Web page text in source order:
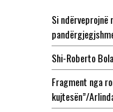
Si ndërveprojnë
Shi-Roberto
Fragment nga
kujtesën”/